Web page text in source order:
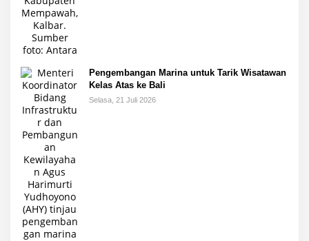
Pengembangan Marina untuk Tarik Wisatawan
Kelas Atas ke Bali
Selasa, 21 Juli 2026